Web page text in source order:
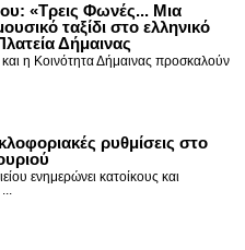
«Τρεις Φωνές... Μια
ταξίδι στο ελληνικό
Δήμαινας
η Κοινότητα Δήμαινας προσκαλούν
ρυθμίσεις στο
ενημερώνει κατοίκους και
...